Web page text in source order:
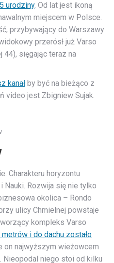
urodziny. Od lat jest ikoną
miejscem w Polsce.
przybywający do Warszawy
przerósł już Varso
44), sięgając teraz na
kanał by być na bieżąco z
video jest Zbigniew Sujak.
Charakteru horyzontu
Nauki. Rozwija się nie tylko
okolica – Rondo
ulicy Chmielnej powstaje
kompleks Varso
i do dachu zostało
on najwyższym wieżowcem
Nieopodal niego stoi od kilku